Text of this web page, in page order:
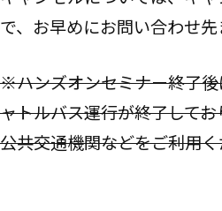
で、お早めにお問い合わせ先
※ハンズオンセミナー終了
ャトルバス運行が終了して
公共交通機関などをご利用